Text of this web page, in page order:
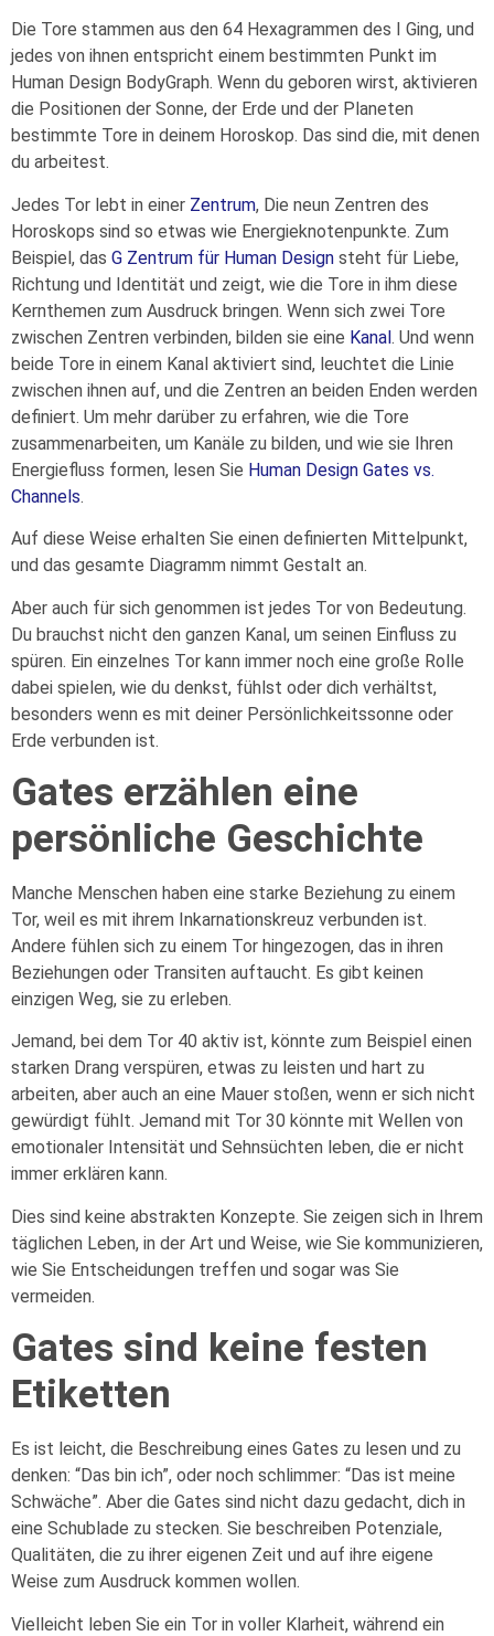
Die Tore stammen aus den 64 Hexagrammen des I Ging, und
jedes von ihnen entspricht einem bestimmten Punkt im
Human Design BodyGraph. Wenn du geboren wirst, aktivieren
die Positionen der Sonne, der Erde und der Planeten
bestimmte Tore in deinem Horoskop. Das sind die, mit denen
du arbeitest.
Jedes Tor lebt in einer Zentrum, Die neun Zentren des
Horoskops sind so etwas wie Energieknotenpunkte. Zum
Beispiel, das G Zentrum für Human Design steht für Liebe,
Richtung und Identität und zeigt, wie die Tore in ihm diese
Kernthemen zum Ausdruck bringen. Wenn sich zwei Tore
zwischen Zentren verbinden, bilden sie eine Kanal. Und wenn
beide Tore in einem Kanal aktiviert sind, leuchtet die Linie
zwischen ihnen auf, und die Zentren an beiden Enden werden
definiert. Um mehr darüber zu erfahren, wie die Tore
zusammenarbeiten, um Kanäle zu bilden, und wie sie Ihren
Energiefluss formen, lesen Sie Human Design Gates vs.
Channels.
Auf diese Weise erhalten Sie einen definierten Mittelpunkt,
und das gesamte Diagramm nimmt Gestalt an.
Aber auch für sich genommen ist jedes Tor von Bedeutung.
Du brauchst nicht den ganzen Kanal, um seinen Einfluss zu
spüren. Ein einzelnes Tor kann immer noch eine große Rolle
dabei spielen, wie du denkst, fühlst oder dich verhältst,
besonders wenn es mit deiner Persönlichkeitssonne oder
Erde verbunden ist.
Gates erzählen eine
persönliche Geschichte
Manche Menschen haben eine starke Beziehung zu einem
Tor, weil es mit ihrem Inkarnationskreuz verbunden ist.
Andere fühlen sich zu einem Tor hingezogen, das in ihren
Beziehungen oder Transiten auftaucht. Es gibt keinen
einzigen Weg, sie zu erleben.
Jemand, bei dem Tor 40 aktiv ist, könnte zum Beispiel einen
starken Drang verspüren, etwas zu leisten und hart zu
arbeiten, aber auch an eine Mauer stoßen, wenn er sich nicht
gewürdigt fühlt. Jemand mit Tor 30 könnte mit Wellen von
emotionaler Intensität und Sehnsüchten leben, die er nicht
immer erklären kann.
Dies sind keine abstrakten Konzepte. Sie zeigen sich in Ihrem
täglichen Leben, in der Art und Weise, wie Sie kommunizieren,
wie Sie Entscheidungen treffen und sogar was Sie
vermeiden.
Gates sind keine festen
Etiketten
Es ist leicht, die Beschreibung eines Gates zu lesen und zu
denken: “Das bin ich”, oder noch schlimmer: “Das ist meine
Schwäche”. Aber die Gates sind nicht dazu gedacht, dich in
eine Schublade zu stecken. Sie beschreiben Potenziale,
Qualitäten, die zu ihrer eigenen Zeit und auf ihre eigene
Weise zum Ausdruck kommen wollen.
Vielleicht leben Sie ein Tor in voller Klarheit, während ein